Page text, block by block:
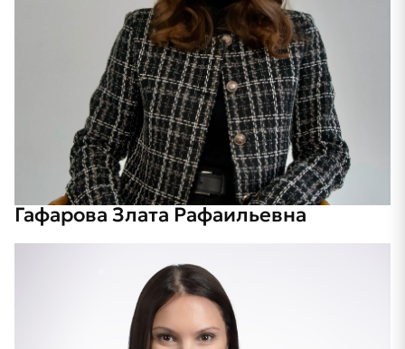
Гафарова Злата Рафаильевна